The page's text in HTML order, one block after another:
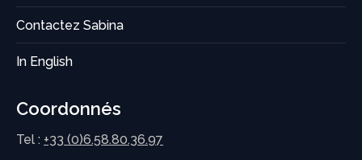
Contactez Sabina
In English
Coordonnés
Tel : +33 (0)6.58.80.36.97